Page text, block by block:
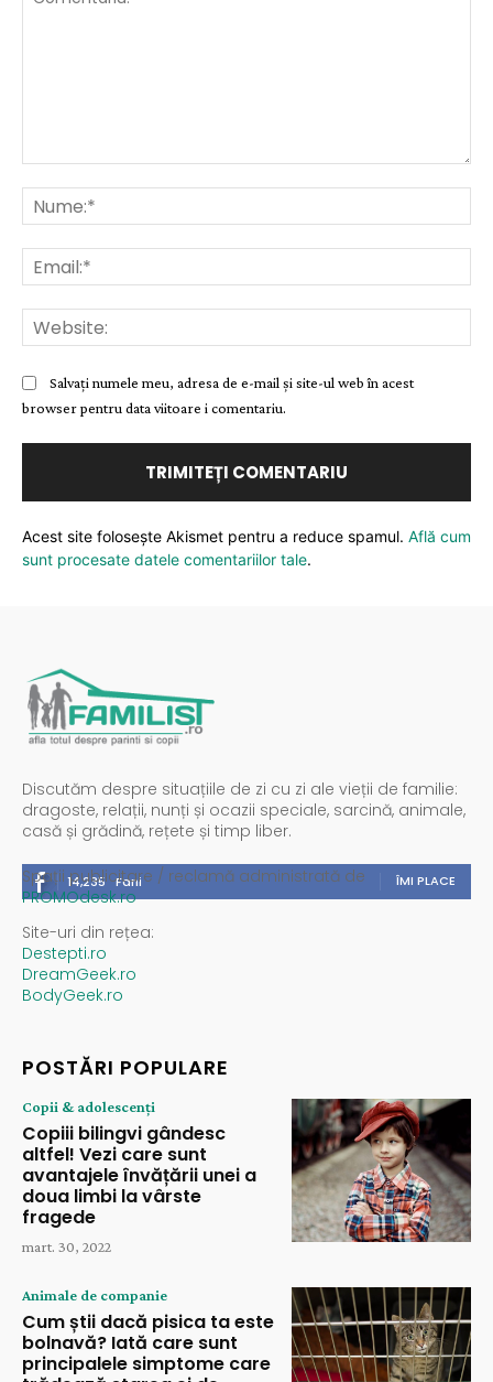
Salvați numele meu, adresa de e-mail și site-ul web în acest
browser pentru data viitoare i comentariu.
Acest site folosește Akismet pentru a reduce spamul. Află cum
sunt procesate datele comentariilor tale.
Discutăm despre situațiile de zi cu zi ale vieții de familie:
dragoste, relații, nunți și ocazii speciale, sarcină, animale,
casă și grădină, rețete și timp liber.
14,235 Fani ÎMI PLACE
Spații publicitare / reclamă administrată de
PROMOdesk.ro
Site-uri din rețea:
Destepti.ro
DreamGeek.ro
BodyGeek.ro
POSTĂRI POPULARE
Copii & adolescenți
Copiii bilingvi gândesc
altfel! Vezi care sunt
avantajele învățării unei a
doua limbi la vârste
fragede
mart. 30, 2022
Animale de companie
Cum știi dacă pisica ta este
bolnavă? Iată care sunt
principalele simptome care